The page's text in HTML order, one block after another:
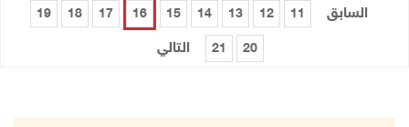
السابق 11
12
13
14
15
16
17
18
19
20
21 التالي